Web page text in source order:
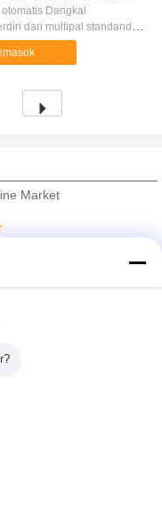
Dangkal
dari multipal standand
pasir yang ada beberapa
...
Market